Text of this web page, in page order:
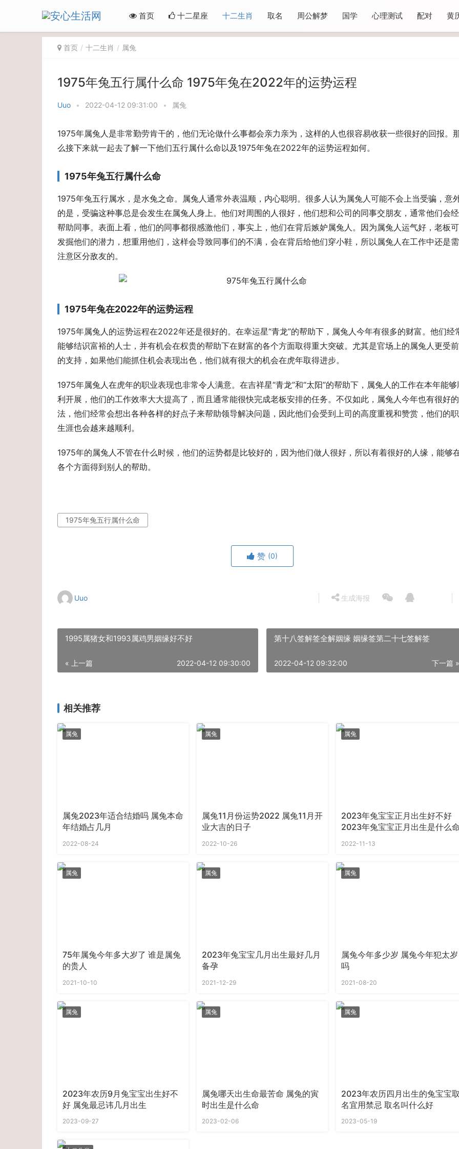
首页 十二星座 十二生肖 取名 周公解梦 国学 心理测试 配对 黄
首页 十二生肖 属兔
1975年兔五行属什么命 1975年兔在2022年的运势运程
Uuo • 2022-04-12 09:31:00 • 属兔
1975年属兔人是非常勤劳肯干的，他们无论做什么事都会亲力亲为，这样的人也很容易收获一些很好的回报。
么接下来就一起去了解一下他们五行属什么命以及1975年兔在2022年的运势运程如何。
1975年兔五行属什么命
1975年兔五行属水，是水兔之命。属兔人通常外表温顺，内心聪明。很多人认为属兔人可能不会上当受骗，意
的是，受骗这种事总是会发生在属兔人身上。他们对周围的人很好，他们想和公司的同事交朋友，通常他们会
帮助同事。表面上看，他们的同事都很感激他们，事实上，他们在背后嫉妒属兔人。因为属兔人运气好，老板
发掘他们的潜力，想重用他们，这样会导致同事们的不满，会在背后给他们穿小鞋，所以属兔人在工作中还是
注意区分敌友的。
1975年兔在2022年的运势运程
1975年属兔人的运势运程在2022年还是很好的。在幸运星“青龙”的帮助下，属兔人今年有很多的财富。他们经
能够结识富裕的人士，并有机会在权贵的帮助下在财富的各个方面取得重大突破。尤其是官场上的属兔人更受
的支持，如果他们能抓住机会表现出色，他们就有很大的机会在虎年取得进步。
1975年属兔人在虎年的职业表现也非常令人满意。在吉祥星“青龙”和“太阳”的帮助下，属兔人的工作在本年能够
利开展，他们的工作效率大大提高了，而且通常能很快完成老板安排的任务。不仅如此，属兔人今年也有很好
法，他们经常会想出各种各样的好点子来帮助领导解决问题，因此他们会受到上司的高度重视和赞赏，他们的
生涯也会越来越顺利。
1975年的属兔人不管在什么时候，他们的运势都是比较好的，因为他们做人很好，所以有着很好的人缘，能够
各个方面得到别人的帮助。
1975年兔五行属什么命
赞 (0)
Uuo 生成海报
1995属猪女和1993属鸡男姻缘好不好
« 上一篇 2022-04-12 09:30:00
第十八签解签全解姻缘 姻缘签第二十七签解签
下一篇 »
2022-04-12 09:32:00
相关推荐
属兔
属兔2023年适合结婚吗 属兔本命
年结婚占几月
2022-08-24
属兔
属兔11月份运势2022 属兔11月开
业大吉的日子
2022-10-26
属兔
2023年兔宝宝正月出生好不好
2023年兔宝宝正月出生是什么
2022-11-13
属兔
75年属兔今年多大岁了 谁是属兔
的贵人
2021-10-10
属兔
2023年兔宝宝几月出生最好几月
备孕
2021-12-29
属兔
属兔今年多少岁 属兔今年犯太岁
吗
2021-08-20
属兔
2023年农历9月兔宝宝出生好不
好 属兔最忌讳几月出生
2023-09-27
属兔
属兔哪天出生命最苦命 属兔的寅
时出生是什么命
2023-02-06
属兔
2023年农历四月出生的兔宝宝
名宜用禁忌 取名叫什么好
2023-05-19